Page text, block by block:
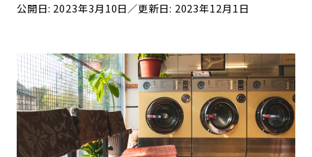
エアコ […]
公開日: 2023年3月10日／更新日: 2023年12月1日